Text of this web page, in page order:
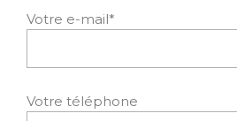
Votre e-mail*
Votre téléphone